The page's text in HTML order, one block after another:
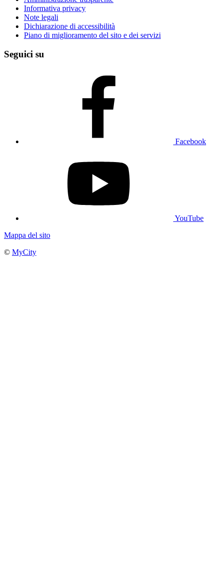
Informativa privacy
Note legali
Dichiarazione di accessibilità
Piano di miglioramento del sito e dei servizi
Seguici su
Facebook
YouTube
Mappa del sito
© MyCity